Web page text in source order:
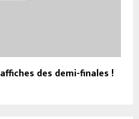
des demi-finales !